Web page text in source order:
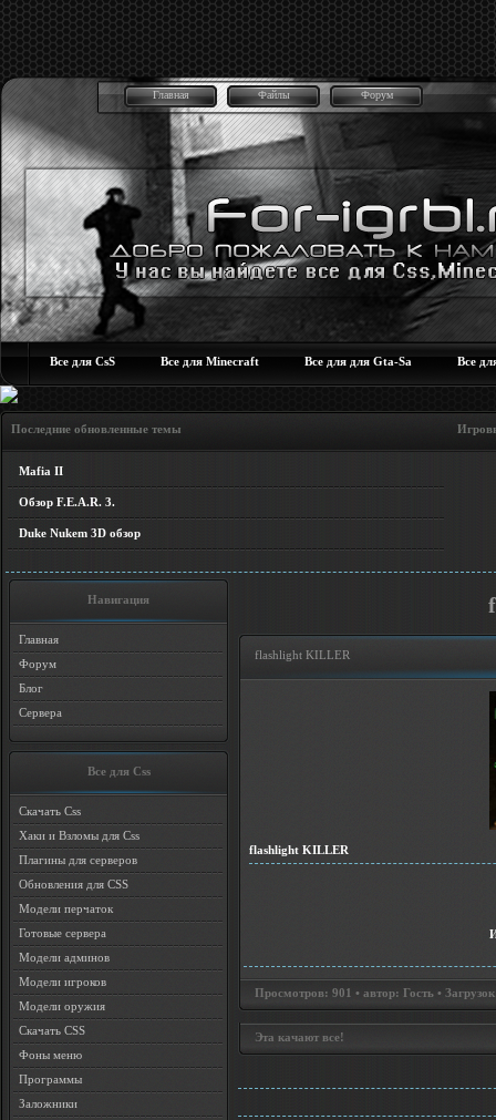
Главная Файлы Форум
Все для CsS Все для Minecraft Все для для Gta-Sa Все
Последние обновленные темы Игровые
Mafia II
Обзор F.E.A.R. 3.
Duke Nukem 3D обзор
Навигация
Главная
Форум
Блог
Сервера
Все для Css
Скачать Css
Хаки и Взломы для Css
Плагины для серверов
Обновления для CSS
Модели перчаток
Готовые сервера
Модели админов
Модели игроков
Модели оружия
Скачать CSS
Фоны меню
Программы
Заложники
flashlight KILLER
flashlight KILLER
Просмотров: 901 • автор: Гость •
Эта качают все!